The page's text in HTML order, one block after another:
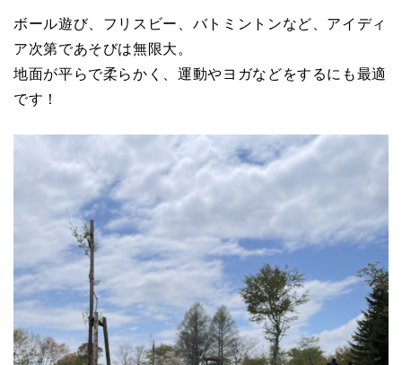
ボール遊び、フリスビー、バトミントンなど、アイディ
ア次第であそびは無限大。
地面が平らで柔らかく、運動やヨガなどをするにも最適
です！